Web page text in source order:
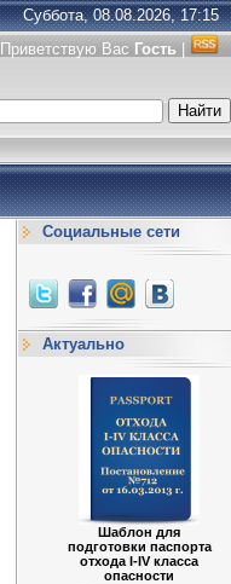
Суббота, 08.08.2026, 17:15
Приветствую Вас Гость
Социальные сети
Актуально
Шаблон для
подготовки паспорта
отхода I-IV класса
опасности